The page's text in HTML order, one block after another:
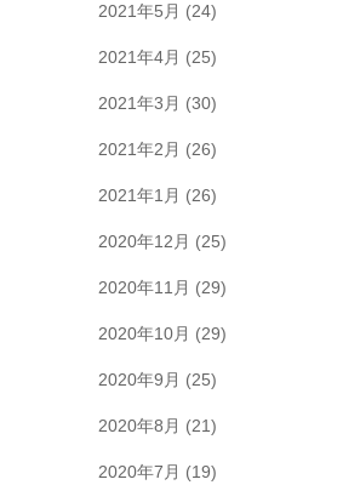
2021年5月 (24)
2021年4月 (25)
2021年3月 (30)
2021年2月 (26)
2021年1月 (26)
2020年12月 (25)
2020年11月 (29)
2020年10月 (29)
2020年9月 (25)
2020年8月 (21)
2020年7月 (19)